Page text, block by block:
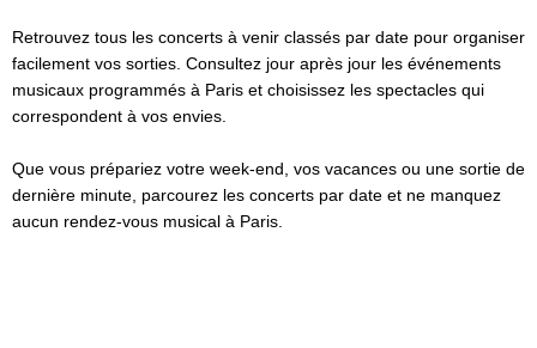
Retrouvez tous les concerts à venir classés par date pour organiser
facilement vos sorties. Consultez jour après jour les événements
musicaux programmés à Paris et choisissez les spectacles qui
correspondent à vos envies.
Que vous prépariez votre week-end, vos vacances ou une sortie de
dernière minute, parcourez les concerts par date et ne manquez
aucun rendez-vous musical à Paris.